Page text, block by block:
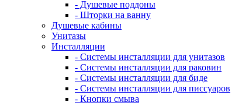
- Душевые поддоны
- Шторки на ванну
Душевые кабины
Унитазы
Инсталляции
- Системы инсталляции для унитазов
- Системы инсталляции для раковин
- Системы инсталляции для биде
- Системы инсталляции для писсуаров
- Кнопки смыва